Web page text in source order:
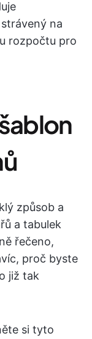
na
rozpočtu pro
způsob a
a tabulek
řečeno,
proč byste
již tak
si tyto